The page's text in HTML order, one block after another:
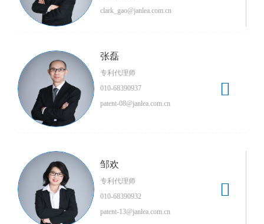
clark_gao@janlea.com.cn

张磊
专利代理师
010-68390937
patent-08@janlea.com.cn

邹欢
专利代理师
010-68390932
patent-13@janlea.com.cn